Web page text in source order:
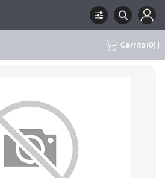
Carrito (0)
MARCA DXR